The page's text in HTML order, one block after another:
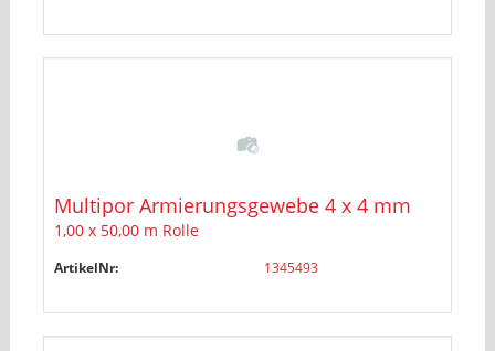
Multipor Armierungsgewebe 4 x 4 mm
1,00 x 50,00 m Rolle
ArtikelNr: 1345493